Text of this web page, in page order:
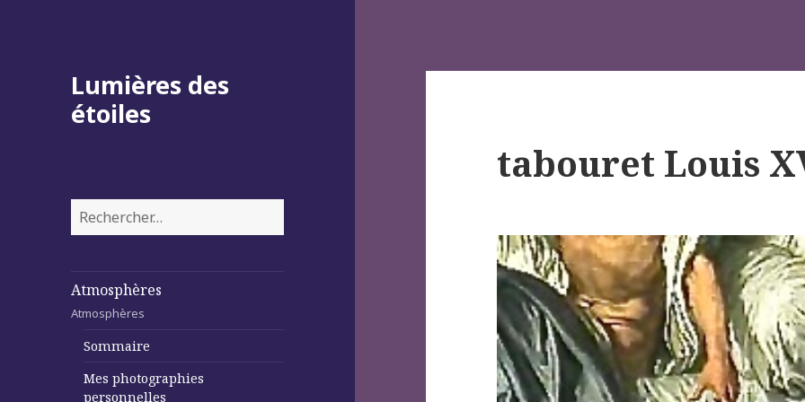
Lumières des
étoiles
Rechercher :
Atmosphères
Atmosphères
Sommaire
Mes photographies
personnelles
tabouret Louis